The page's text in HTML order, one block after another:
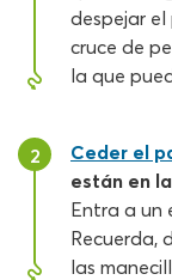
despejar
cruce de
la que
2 Ceder el
están en
Entra a un
Recuerda,
las